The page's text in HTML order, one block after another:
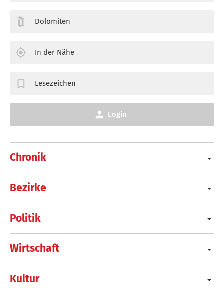
Chronik
Bezirke
Politik
Wirtschaft
Kultur
Dolomiten
In der Nähe
Lesezeichen
Login